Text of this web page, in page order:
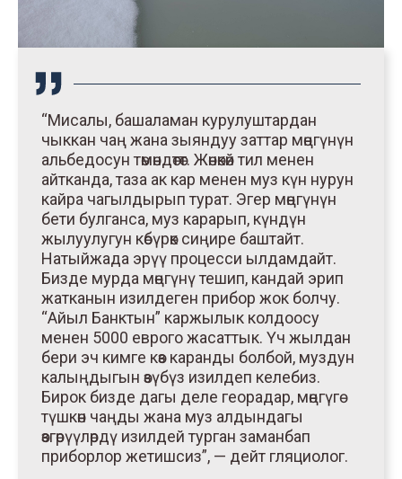
“Мисалы, башаламан курулуштардан
чыккан чаң жана зыяндуу заттар мөңгүнүн
альбедосун төмөндөтөт. Жөнөкөй тил менен
айтканда, таза ак кар менен муз күн нурун
кайра чагылдырып турат. Эгер мөңгүнүн
бети булганса, муз карарып, күндүн
жылуулугун көбүрөк сиңире баштайт.
Натыйжада эрүү процесси ылдамдайт.
Бизде мурда мөңгүнү тешип, кандай эрип
жатканын изилдеген прибор жок болчу.
“Айыл Банктын” каржылык колдоосу
менен 5000 еврого жасаттык. Үч жылдан
бери эч кимге көз каранды болбой, муздун
калыңдыгын өзүбүз изилдеп келебиз.
Бирок бизде дагы деле георадар, мөңгүгө
түшкөн чаңды жана муз алдындагы
өзгөрүүлөрдү изилдей турган заманбап
приборлор жетишсиз”, — дейт гляциолог.